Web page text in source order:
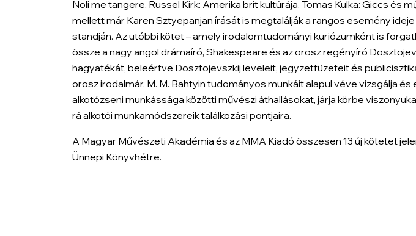
Noli me tangere, Russel Kirk: Amerika brit kultúrája, Tomas Kulka: Giccs és
mellett már Karen Sztyepanjan írását is megtalálják a rangos esemény
standján. Az utóbbi kötet – amely irodalomtudományi kuriózumként is
össze a nagy angol drámaíró, Shakespeare és az orosz regényíró
hagyatékát, beleértve Dosztojevszkij leveleit, jegyzetfüzeteit és
orosz irodalmár, M. M. Bahtyin tudományos munkáit alapul véve vizsgálja és
alkotózseni munkássága közötti művészi áthallásokat, járja körbe
rá alkotói munkamódszereik találkozási pontjaira.
A Magyar Művészeti Akadémia és az MMA Kiadó összesen 13 új kötetet
Ünnepi Könyvhétre.